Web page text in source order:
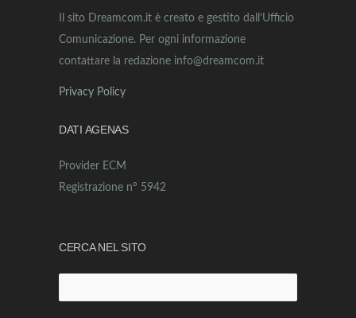
Il sito Dreamcom.it è creato e gestito dall’Ufficio
Comunicazione. Per ogni informazione
contattare la redazione info@dreamcom.it
Privacy Policy
DATI AGENAS
Provider ECM
Registrazione n° 5942
CERCA NEL SITO
per: